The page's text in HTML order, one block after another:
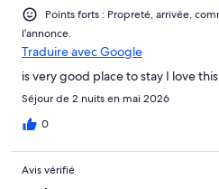
Points forts : Propreté, arrivée,
l’annonce.
Traduire avec Google
is very good place to stay I love
Séjour de 2 nuits en mai 2026
0
Avis vérifié